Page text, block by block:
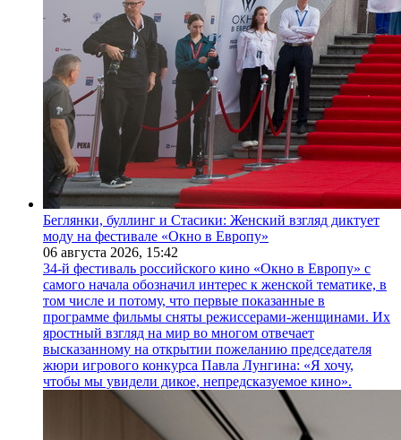
Беглянки, буллинг и Стасики: Женский взгляд диктует
моду на фестивале «Окно в Европу»
06 августа 2026, 15:42
34-й фестиваль российского кино «Окно в Европу» с
самого начала обозначил интерес к женской тематике, в
том числе и потому, что первые показанные в
программе фильмы сняты режиссерами-женщинами. Их
яростный взгляд на мир во многом отвечает
высказанному на открытии пожеланию председателя
жюри игрового конкурса Павла Лунгина: «Я хочу,
чтобы мы увидели дикое, непредсказуемое кино».